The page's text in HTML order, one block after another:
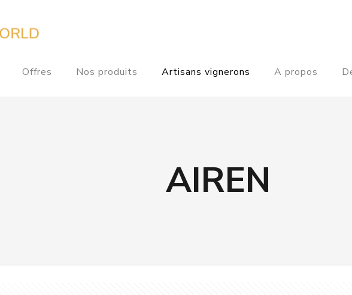
Offres Nos produits Artisans vignerons A propos
AIREN